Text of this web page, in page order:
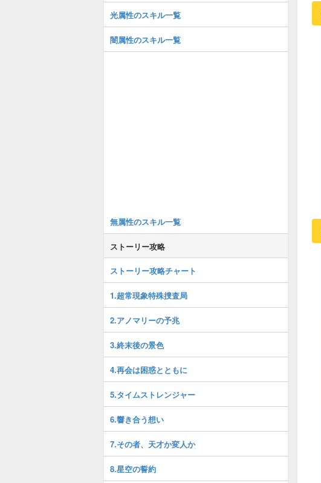
光属性のスキル一覧
闇属性のスキル一覧
無属性のスキル一覧
ストーリー攻略
ストーリー攻略チャート
1.超常現象特殊捜査局
2.アノマリーの予兆
3.終末後の景色
4.再会は困惑とともに
5.タイムストレンジャー
6.響き合う想い
7.その者、天才か変人か
8.星空の誓約